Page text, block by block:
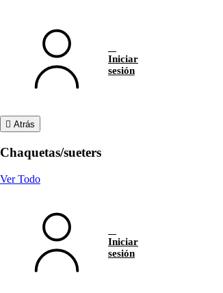
Iniciar
sesión
Atrás
Chaquetas/sueters
Ver Todo
Iniciar
sesión